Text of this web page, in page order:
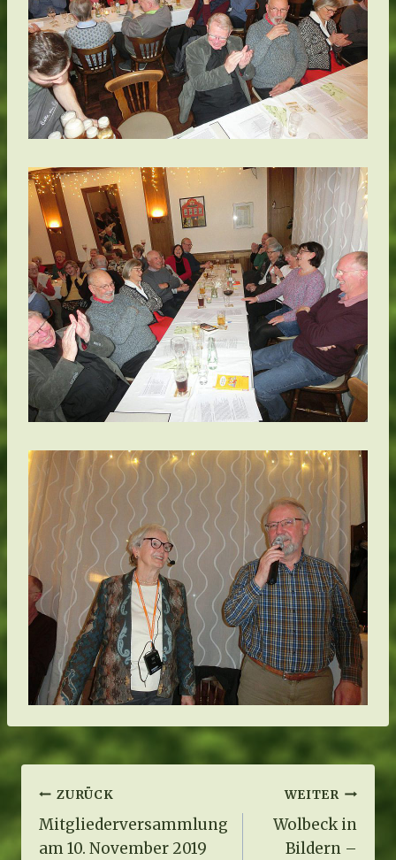
Beitragsnavigation
ZURÜCK
Mitgliederversammlung
am 10. November 2019
WEITER
Wolbeck in
Bildern –